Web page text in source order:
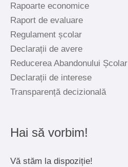
Rapoarte economice
Raport de evaluare
Regulament școlar
Declarații de avere
Reducerea Abandonului Școlar
Declarații de interese
Transparență decizională
Hai să vorbim!
Vă stăm la dispoziție!